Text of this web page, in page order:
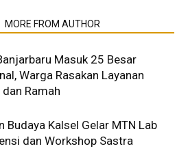
MORE FROM AUTHOR
Masuk 25 Besar
Warga Rasakan Layanan
dan Ramah
Budaya Kalsel Gelar MTN Lab
dan Workshop Sastra